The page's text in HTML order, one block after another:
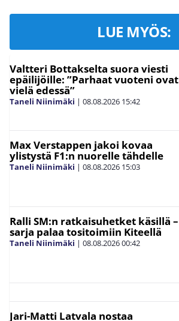
LUE MYÖS:
Valtteri Bottakselta suora viesti
epäilijöille: ”Parhaat vuoteni ovat
vielä edessä”
Taneli Niinimäki | 08.08.2026 15:42
Max Verstappen jakoi kovaa
ylistystä F1:n nuorelle tähdelle
Taneli Niinimäki | 08.08.2026 15:03
Ralli SM:n ratkaisuhetket käsillä –
sarja palaa tositoimiin Kiteellä
Taneli Niinimäki | 08.08.202600:42
Jari-Matti Latvala nostaa